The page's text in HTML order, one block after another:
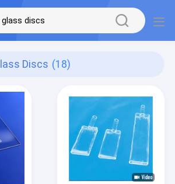
Discs (18)